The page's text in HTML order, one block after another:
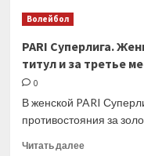
российское
бразильца
Волейбол
PARI Суперлига.
титул и за третье
0
В женской PARI
противостояния за
Читать далееПрочитать